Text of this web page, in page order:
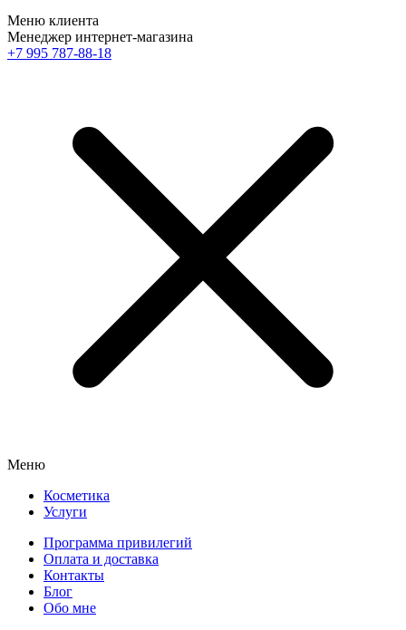
Меню клиента
Менеджер интернет-магазина
+7 995 787-88-18
Меню
Косметика
Услуги
Программа привилегий
Оплата и доставка
Контакты
Блог
Обо мне